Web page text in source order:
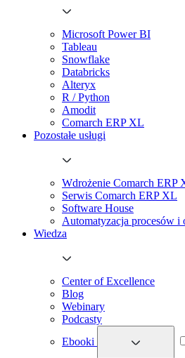
Microsoft Power BI
Tableau
Snowflake
Databricks
Alteryx
R / Python
Amodit
Comarch ERP XL
Pozostałe usługi
Wdrożenie Comarch ERP
Serwis Comarch ERP XL
Software House
Automatyzacja procesów i
Wiedza
Center of Excellence
Blog
Webinary
Podcasty
Ebooki